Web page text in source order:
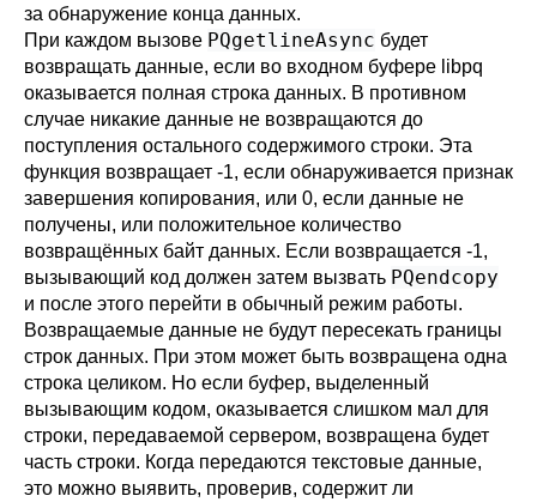
за обнаружение конца данных.
При каждом вызове PQgetlineAsync будет
возвращать данные, если во входном буфере libpq
оказывается полная строка данных. В противном
случае никакие данные не возвращаются до
поступления остального содержимого строки. Эта
функция возвращает -1, если обнаруживается признак
завершения копирования, или 0, если данные не
получены, или положительное количество
возвращённых байт данных. Если возвращается -1,
вызывающий код должен затем вызвать PQendcopy
и после этого перейти в обычный режим работы.
Возвращаемые данные не будут пересекать границы
строк данных. При этом может быть возвращена одна
строка целиком. Но если буфер, выделенный
вызывающим кодом, оказывается слишком мал для
строки, передаваемой сервером, возвращена будет
часть строки. Когда передаются текстовые данные,
это можно выявить, проверив, содержит ли